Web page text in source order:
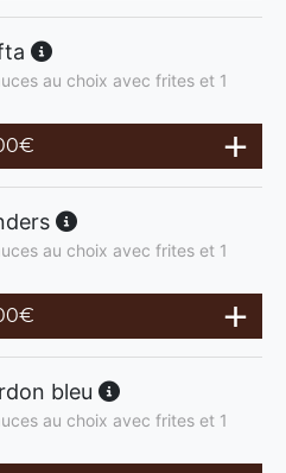
au choix avec frites et 1
€
au choix avec frites et 1
€
bleu
au choix avec frites et 1